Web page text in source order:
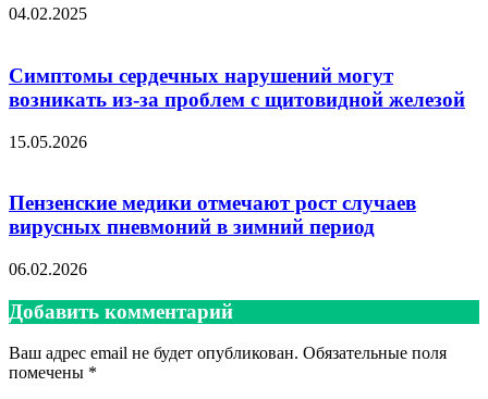
04.02.2025
Симптомы сердечных нарушений могут
возникать из-за проблем с щитовидной железой
15.05.2026
Пензенские медики отмечают рост случаев
вирусных пневмоний в зимний период
06.02.2026
Добавить комментарий
Ваш адрес email не будет опубликован. Обязательные поля
помечены *